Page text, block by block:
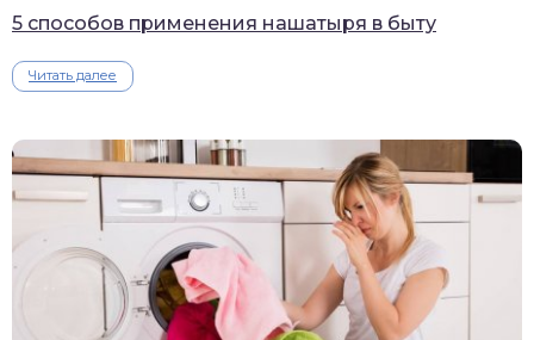
5 способов применения нашатыря в быту
Читать далее